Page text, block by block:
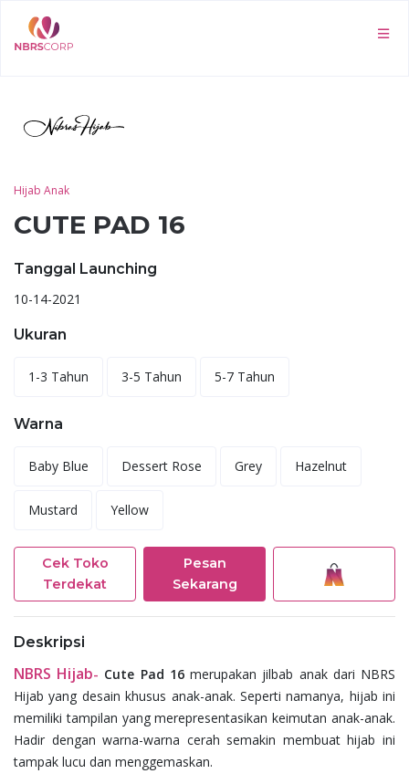
Hijab Anak
CUTE PAD 16
Tanggal Launching
10-14-2021
Ukuran
1-3 Tahun 3-5 Tahun 5-7 Tahun
Warna
Baby Blue Dessert Rose Grey Hazelnut
Mustard Yellow
Cek Toko
Terdekat
Pesan
Sekarang
Deskripsi
NBRS Hijab- Cute Pad 16merupakan jilbab anak dari NBRS
Hijab yang desain khusus anak-anak. Seperti namanya, hijab ini
memiliki tampilan yang merepresentasikan keimutan anak-anak.
Hadir dengan warna-warna cerah semakin membuat hijab ini
tampak lucu dan menggemaskan.